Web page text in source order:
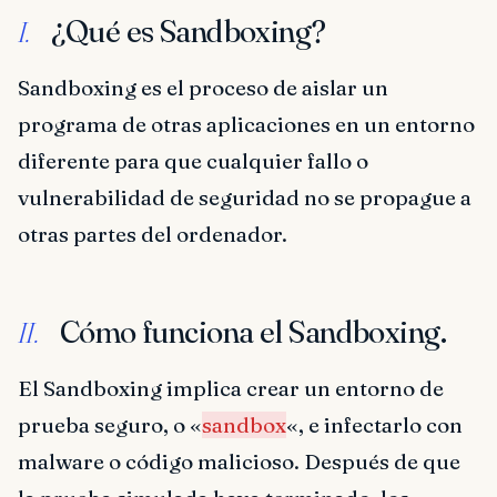
I. ¿Qué es Sandboxing?
Sandboxing es el proceso de aislar un
programa de otras aplicaciones en un entorno
diferente para que cualquier fallo o
vulnerabilidad de seguridad no se propague a
otras partes del ordenador.
II. Cómo funciona el Sandboxing.
El Sandboxing implica crear un entorno de
prueba seguro, o «sandbox«, e infectarlo con
malware o código malicioso. Después de que